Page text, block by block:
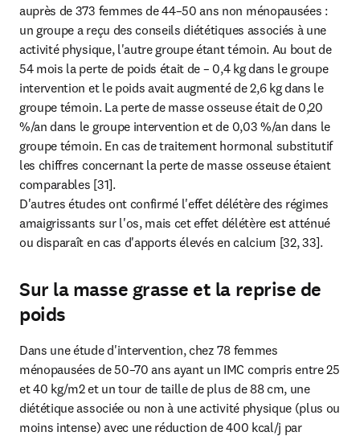
auprès de 373 femmes de 44–50 ans non ménopausées :
un groupe a reçu des conseils diététiques associés à une
activité physique, l'autre groupe étant témoin. Au bout de
54 mois la perte de poids était de – 0,4 kg dans le groupe
intervention et le poids avait augmenté de 2,6 kg dans le
groupe témoin. La perte de masse osseuse était de 0,20
%/an dans le groupe intervention et de 0,03 %/an dans le
groupe témoin. En cas de traitement hormonal substitutif
les chiffres concernant la perte de masse osseuse étaient
comparables [31].
D'autres études ont confirmé l'effet délétère des régimes
amaigrissants sur l'os, mais cet effet délétère est atténué
ou disparaît en cas d'apports élevés en calcium [32, 33].
Sur la masse grasse et la reprise de
poids
Dans une étude d'intervention, chez 78 femmes
ménopausées de 50–70 ans ayant un IMC compris entre 25
et 40 kg/m2 et un tour de taille de plus de 88 cm, une
diététique associée ou non à une activité physique (plus ou
moins intense) avec une réduction de 400 kcal/j par